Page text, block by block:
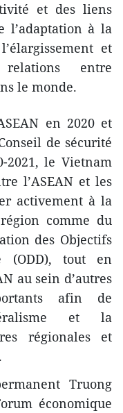
et des liens
l’adaptation à la
et
relations entre
le monde.
en 2020 et
de sécurité
2021, le Vietnam
l’ASEAN et les
activement à la
comme du
des Objectifs
(ODD), tout en
au sein d’autres
afin de
et la
régionales et
Truong
économique